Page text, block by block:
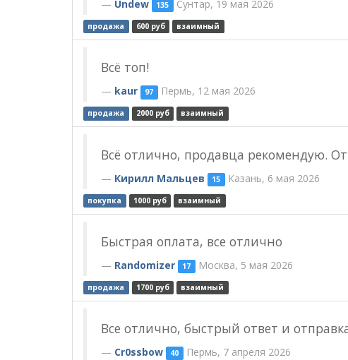
Undew 135 Сунтар, 19 мая 2026
продажа 600 руб взаимный
Всё топ!
kaur 97 Пермь, 12 мая 2026
продажа 2000 руб взаимный
Всё отлично, продавца рекомендую.
Кирилл Мальцев 15 Казань, 6 мая 2026
покупка 1000 руб взаимный
Быстрая оплата, все отлично
Randomizer 17 Москва, 5 мая 2026
продажа 1700 руб взаимный
Все отлично, быстрый ответ и
Cr0ssbow 40 Пермь, 7 апреля 2026